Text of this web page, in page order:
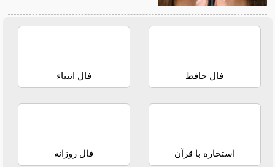
فال حافظ فال انبیاء
استخاره با قرآن فال روزانه